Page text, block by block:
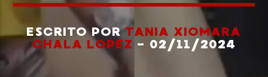
ESCRITO PORTANIA XIOMARA
CHALA LOPEZ - 02/11/2024